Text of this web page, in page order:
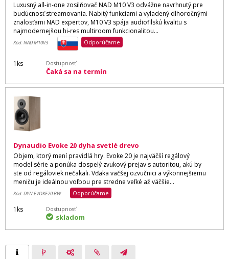
Luxusný all-in-one zosilňovač NAD M10 V3 odvážne navrhnutý pre
budúcnosť streamovania. Nabitý funkciami a vyladený dlhoročnými
znalosťami NAD expertov, M10 V3 spája audiofilskú kvalitu s
najmodernejšou hi-res multiroom funkcionalitou...
Kód: NAD.M10V3 Odporúčame
1ks Dostupnosť
Čaká sa na termín
Dynaudio Evoke 20 dyha svetlé drevo
Objem, ktorý mení pravidlá hry. Evoke 20 je najväčší regálový
model série a ponúka dospelý zvukový prejav s autoritou, akú by
ste od regáloviek nečakali. Vďaka väčšej ozvučnici a výkonnejšiemu
meniču je ideálnou voľbou pre stredne veľké až väčšie...
Kód: DYN.EVOKE20.BW Odporúčame
1ks Dostupnosť
skladom